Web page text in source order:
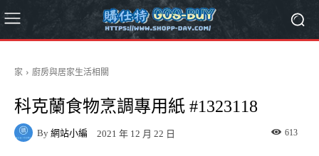
家 廚房與居家生活相關
科克蘭食物烹調專用紙 #1323118
By 網站小編 2021 年 12 月 22 日 613